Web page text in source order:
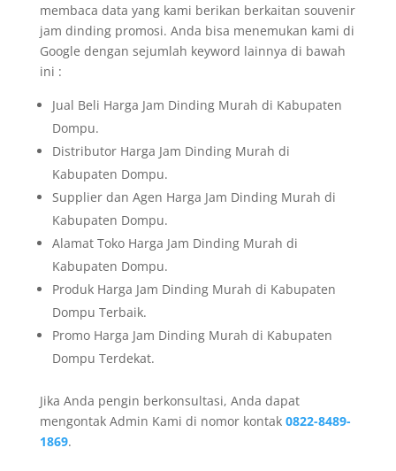
membaca data yang kami berikan berkaitan souvenir
jam dinding promosi. Anda bisa menemukan kami di
Google dengan sejumlah keyword lainnya di bawah
ini :
Jual Beli Harga Jam Dinding Murah di Kabupaten
Dompu.
Distributor Harga Jam Dinding Murah di
Kabupaten Dompu.
Supplier dan Agen Harga Jam Dinding Murah di
Kabupaten Dompu.
Alamat Toko Harga Jam Dinding Murah di
Kabupaten Dompu.
Produk Harga Jam Dinding Murah di Kabupaten
Dompu Terbaik.
Promo Harga Jam Dinding Murah di Kabupaten
Dompu Terdekat.
Jika Anda pengin berkonsultasi, Anda dapat
mengontak Admin Kami di nomor kontak 0822-8489-
1869.